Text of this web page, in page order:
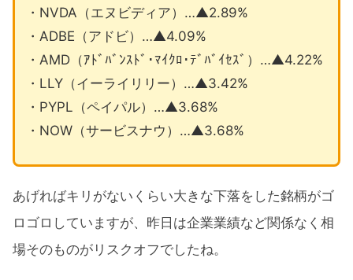
・NVDA（エヌビディア）…▲2.89%
・ADBE（アドビ）…▲4.09%
・AMD（ｱﾄﾞﾊﾞﾝｽﾄﾞ･ﾏｲｸﾛ･ﾃﾞﾊﾞｲｾｽﾞ）…▲4.22%
・LLY（イーライリリー）…▲3.42%
・PYPL（ペイパル）…▲3.68%
・NOW（サービスナウ）…▲3.68%
あげればキリがないくらい大きな下落をした銘柄がゴ
ロゴロしていますが、昨日は企業業績など関係なく相
場そのものがリスクオフでしたね。